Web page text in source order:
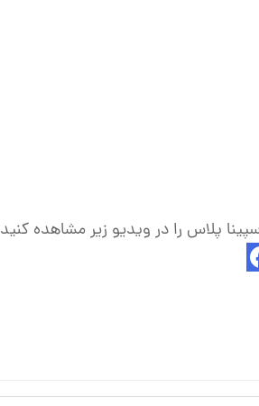
پلاس را در ویدیو زیر مشاهده کنید